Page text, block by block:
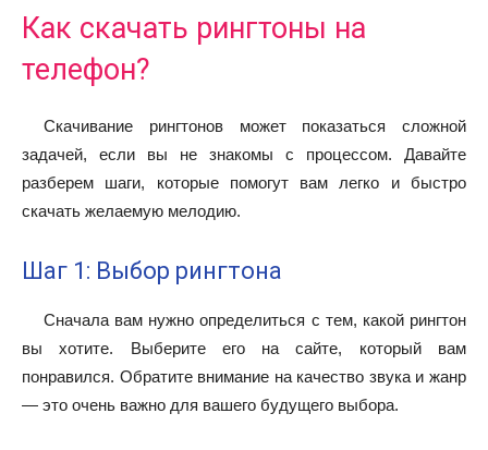
Как скачать рингтоны на
телефон?
Скачивание рингтонов может показаться сложной
задачей, если вы не знакомы с процессом. Давайте
разберем шаги, которые помогут вам легко и быстро
скачать желаемую мелодию.
Шаг 1: Выбор рингтона
Сначала вам нужно определиться с тем, какой рингтон
вы хотите. Выберите его на сайте, который вам
понравился. Обратите внимание на качество звука и жанр
— это очень важно для вашего будущего выбора.